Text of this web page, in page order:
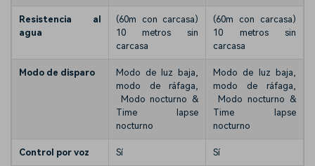
Resistencia al
agua
(60m con carcasa)
10 metros sin
carcasa
(60m con carcasa)
10 metros sin
carcasa
Modo de disparo
Modo de luz baja,
modo de ráfaga,
Modo nocturno &
Time lapse
nocturno
Modo de luz baja,
modo de ráfaga,
Modo nocturno &
Time lapse
nocturno
Control por voz Sí Sí